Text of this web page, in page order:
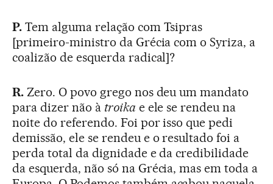
P. Tem alguma relação com Tsipras
[primeiro-ministro da Grécia com o Syriza, a
coalizão de esquerda radical]?
R.Zero. O povo grego nos deu um mandato
para dizer não à troika e ele se rendeu na
noite do referendo. Foi por isso que pedi
demissão, ele se rendeu e o resultado foi a
perda total da dignidade e da credibilidade
da esquerda, não só na Grécia, mas em toda a